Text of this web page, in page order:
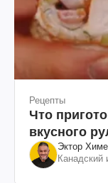
Рецепты
Что
вкусного
Эктор
Канадский